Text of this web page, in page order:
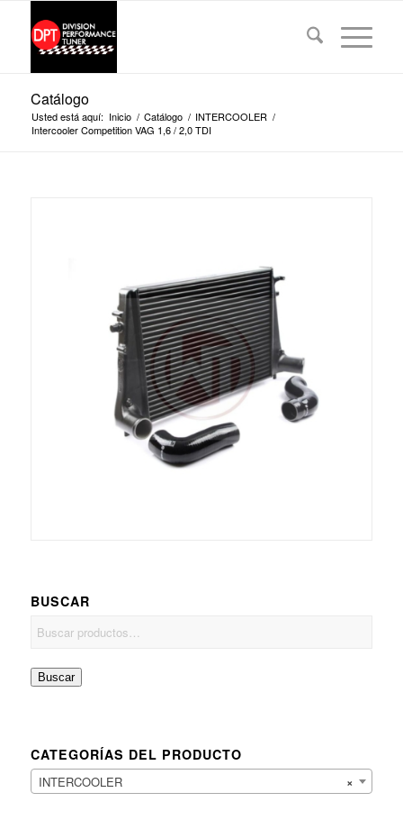
Catálogo
Usted está aquí: Inicio / Catálogo / INTERCOOLER /
Intercooler Competition VAG 1,6 / 2,0 TDI
BUSCAR
Buscar
CATEGORÍAS DEL PRODUCTO
×
INTERCOOLER